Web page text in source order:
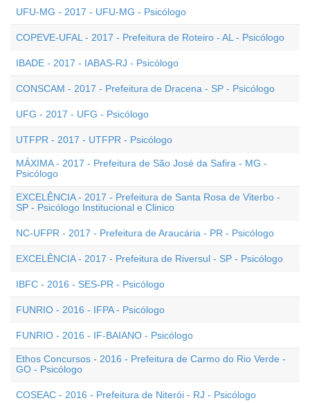
UFU-MG - 2017 - UFU-MG - Psicólogo
COPEVE-UFAL - 2017 - Prefeitura de Roteiro - AL - Psicólogo
IBADE - 2017 - IABAS-RJ - Psicólogo
CONSCAM - 2017 - Prefeitura de Dracena - SP - Psicólogo
UFG - 2017 - UFG - Psicólogo
UTFPR - 2017 - UTFPR - Psicólogo
MÁXIMA - 2017 - Prefeitura de São José da Safira - MG -
Psicólogo
EXCELÊNCIA - 2017 - Prefeitura de Santa Rosa de Viterbo -
SP - Psicólogo Institucional e Clinico
NC-UFPR - 2017 - Prefeitura de Araucária - PR - Psicólogo
EXCELÊNCIA - 2017 - Prefeitura de Riversul - SP - Psicólogo
IBFC - 2016 - SES-PR - Psicólogo
FUNRIO - 2016 - IFPA - Psicólogo
FUNRIO - 2016 - IF-BAIANO - Psicólogo
Ethos Concursos - 2016 - Prefeitura de Carmo do Rio Verde -
GO - Psicólogo
COSEAC - 2016 - Prefeitura de Niterói - RJ - Psicólogo